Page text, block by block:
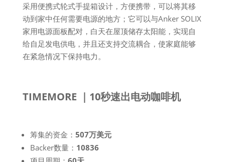
采用便携式轮式手提箱设计，方便携带，可以将其移
动到家中任何需要电源的地方；它可以与Anker SOLIX
家用电源面板配对，白天在屋顶储存太阳能，实现自
给自足发电供电，并且还支持交流耦合，使家庭能够
在紧急情况下保持电力。
TIMEMORE ｜10秒速出电动咖啡机
筹集的资金： 507万美元
Backer数量： 10836